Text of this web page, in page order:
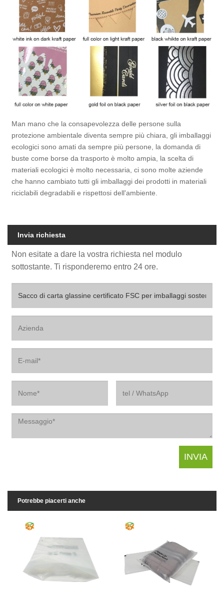
Man mano che la consapevolezza delle persone sulla
protezione ambientale diventa sempre più chiara, gli imballaggi
ecologici sono amati da sempre più persone, la domanda di
buste come borse da trasporto è molto ampia, la scelta di
materiali ecologici è molto necessaria, ci sono molte aziende
che hanno cambiato tutti gli imballaggi dei prodotti in materiali
riciclabili degradabili e rispettosi dell'ambiente.
Invia richiesta
Non esitate a dare la vostra richiesta nel modulo
sottostante. Ti risponderemo entro 24 ore.
Potrebbe piacerti anche